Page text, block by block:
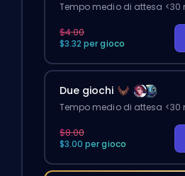
Tempo medio di attesa <30
$4.00
$3.32 per gioco
Due giochi
Tempo medio di attesa <30
$8.00
$3.00 per gioco